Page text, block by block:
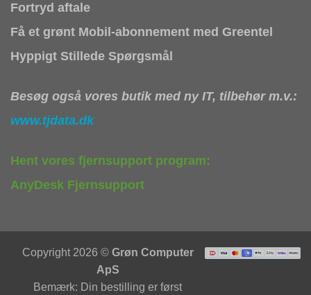
Fortryd aftale
Få et grønt Mobil-abonnement med Greentel
Hyppigt Stillede Spørgsmål
Besøg også vores butik med ny IT, tilbehør m.v.:
www.tjdata.dk
Hent vores fjernsupport program:
AnyDesk Fjernsupport
Copyright 2026 © Grøn Computer
ApS
Bemærk: Din bestilling er først